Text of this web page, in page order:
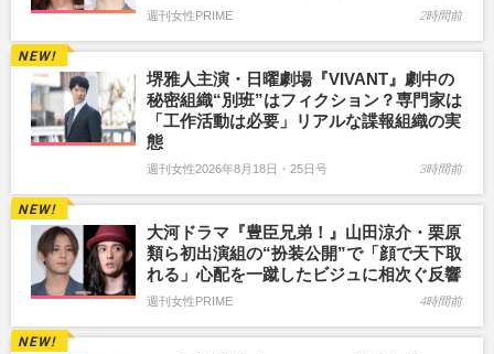
週刊女性PRIME 2時間前
堺雅人主演・日曜劇場『VIVANT』劇中の
秘密組織“別班”はフィクション？専門家は
「工作活動は必要」リアルな諜報組織の実
態
週刊女性2026年8月18日・25日号 3時間前
大河ドラマ『豊臣兄弟！』山田涼介・栗原
類ら初出演組の“扮装公開”で「顔で天下取
れる」心配を一蹴したビジュに相次ぐ反響
週刊女性PRIME 4時間前